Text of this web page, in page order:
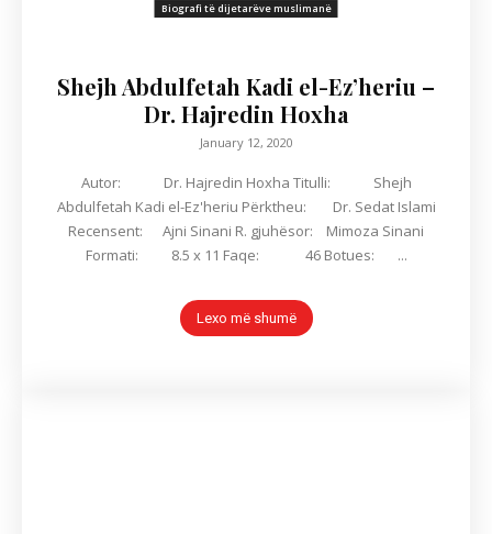
Biografi të dijetarëve muslimanë
Shejh Abdulfetah Kadi el-Ez’heriu –
Dr. Hajredin Hoxha
January 12, 2020
Autor: Dr. Hajredin Hoxha Titulli: Shejh
Abdulfetah Kadi el-Ez'heriu Përktheu: Dr. Sedat Islami
Recensent: Ajni Sinani R. gjuhësor: Mimoza Sinani
Formati: 8.5 x 11 Faqe: 46 Botues: ...
Lexo më shumë